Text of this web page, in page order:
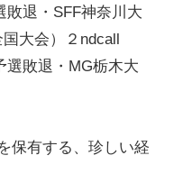
敗退・SFF神奈川大
大会）２ndcall
選敗退・MG栃木大
保有する、珍しい経